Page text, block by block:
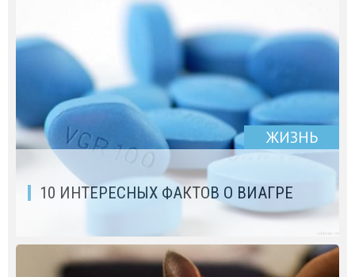
ЖИЗНЬ
10 ИНТЕРЕСНЫХ ФАКТОВ О ВИАГРЕ